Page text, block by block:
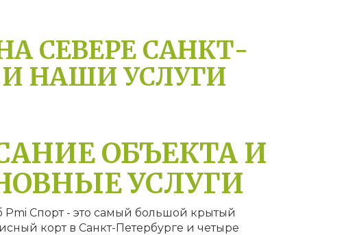
СЕВЕРЕ САНКТ-
И НАШИ УСЛУГИ
ОБЪЕКТА И
УСЛУГИ
Pmi Спорт - это самый большой крытый
корт в Санкт-Петербурге и четыре